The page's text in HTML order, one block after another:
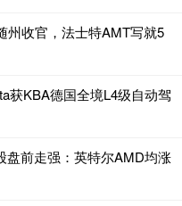
州收官，法士特AMT写就5
获KBA德国全境L4级自动驾
盘前走强：英特尔AMD均涨